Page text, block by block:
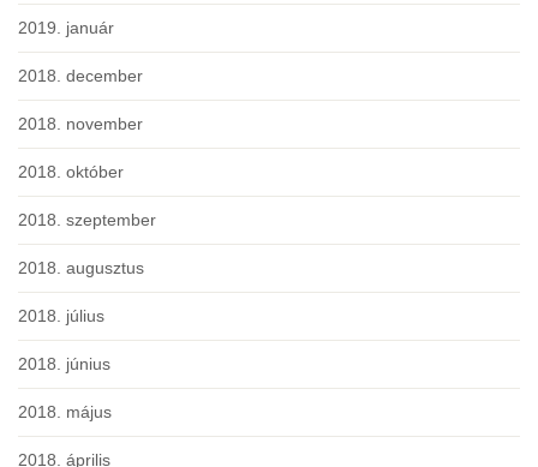
2019. január
2018. december
2018. november
2018. október
2018. szeptember
2018. augusztus
2018. július
2018. június
2018. május
2018. április